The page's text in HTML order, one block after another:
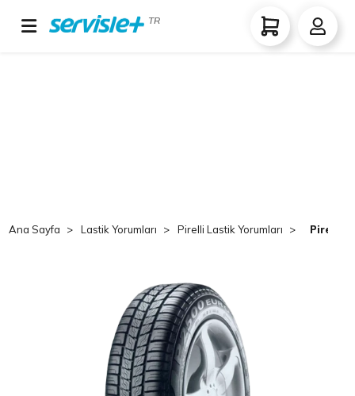
TR
Ana Sayfa Lastik Yorumları Pirelli Lastik Yorumları Pirelli